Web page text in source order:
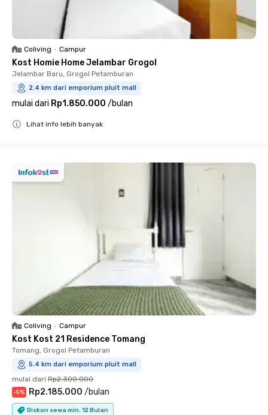
Coliving • Campur
Kost Homie Home Jelambar Grogol
Jelambar Baru, Grogol Petamburan
2.4 km dari emporium pluit mall
mulai dari Rp1.850.000 /bulan
Lihat info lebih banyak
Coliving • Campur
Kost Kost 21 Residence Tomang
Tomang, Grogol Petamburan
5.4 km dari emporium pluit mall
mulai dari Rp2.300.000
-5% Rp2.185.000 /bulan
Diskon sewa min. 12 Bulan